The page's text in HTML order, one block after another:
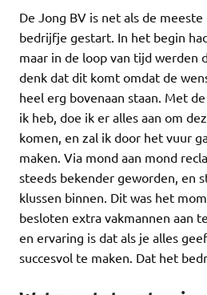
De Jong BV is net als de
bedrijfje gestart. In het begin
maar in de loop van tijd werden
denk dat dit komt omdat de
heel erg bovenaan staan. Met
ik heb, doe ik er alles aan om
komen, en zal ik door het vuur
maken. Via mond aan mond
steeds bekender geworden, en
klussen binnen. Dit was het
besloten extra vakmannen aan
en ervaring is dat als je alles
succesvol te maken. Dat het